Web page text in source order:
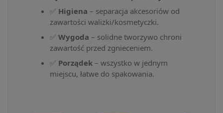
✅ Higiena – separacja akcesoriów od
zawartości walizki/kosmetyczki.
✅ Wygoda – solidne tworzywo chroni
zawartość przed zgnieceniem.
✅ Porządek – wszystko w jednym
miejscu, łatwe do spakowania.